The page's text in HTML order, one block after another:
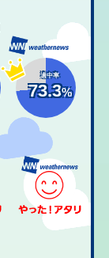
適中率
73.3%